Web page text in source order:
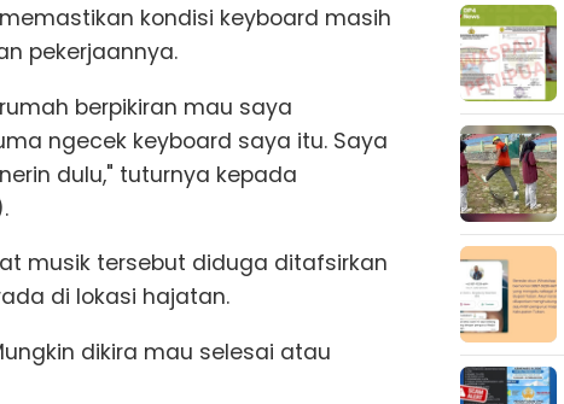
kondisi keyboard masih
pekerjaannya.
berpikiran mau saya
ngecek keyboard saya itu. Saya
dulu," tuturnya kepada
musik tersebut diduga ditafsirkan
di lokasi hajatan.
dikira mau selesai atau